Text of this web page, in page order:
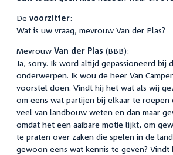
De voorzitter:
Wat is uw vraag, mevrouw Van der Plas?
Mevrouw Van der Plas (BBB):
Ja, sorry. Ik word altijd gepassioneerd bij
onderwerpen. Ik wou de heer Van
voorstel doen. Vindt hij het wat als wij
om eens wat partijen bij elkaar te roepen
veel van landbouw weten en dan maar
omdat het een aaibare motie lijkt, om
te praten over zaken die spelen in de
gewoon eens wat kennis te geven? Vindt